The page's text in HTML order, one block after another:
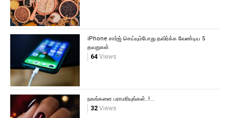
iPhone சார்ஜ் செய்யும்போது தவிர்க்க வேண்டிய 5
தவறுகள்
64Views
நகங்களை பராமரியுங்கள்..!...
32Views